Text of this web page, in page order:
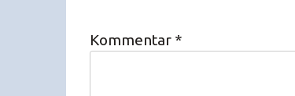
Kommentar *